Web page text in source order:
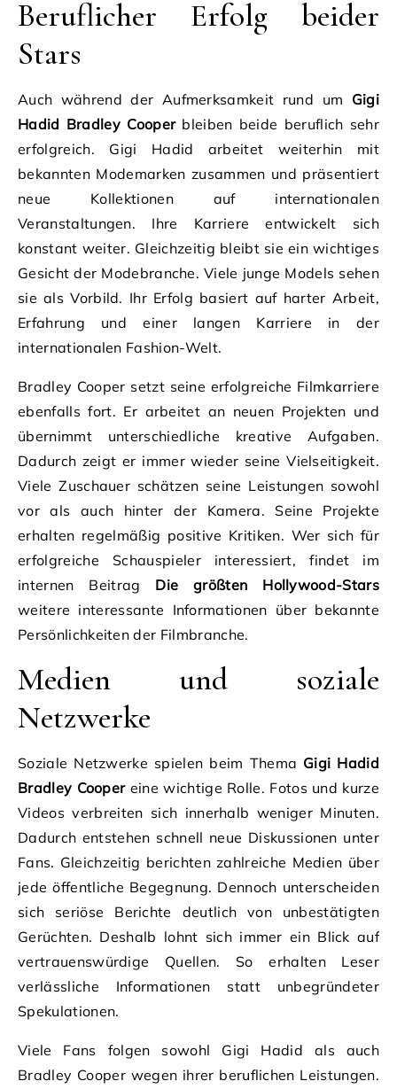
Beruflicher Erfolg beider
Stars
Auch während der Aufmerksamkeit rund um Gigi
Hadid Bradley Cooperbleiben beide beruflich sehr
erfolgreich. Gigi Hadid arbeitet weiterhin mit
bekannten Modemarken zusammen und präsentiert
neue Kollektionen auf internationalen
Veranstaltungen. Ihre Karriere entwickelt sich
konstant weiter. Gleichzeitig bleibt sie ein wichtiges
Gesicht der Modebranche. Viele junge Models sehen
sie als Vorbild. Ihr Erfolg basiert auf harter Arbeit,
Erfahrung und einer langen Karriere in der
internationalen Fashion-Welt.
Bradley Cooper setzt seine erfolgreiche Filmkarriere
ebenfalls fort. Er arbeitet an neuen Projekten und
übernimmt unterschiedliche kreative Aufgaben.
Dadurch zeigt er immer wieder seine Vielseitigkeit.
Viele Zuschauer schätzen seine Leistungen sowohl
vor als auch hinter der Kamera. Seine Projekte
erhalten regelmäßig positive Kritiken. Wer sich für
erfolgreiche Schauspieler interessiert, findet im
internen Beitrag Die größten Hollywood-Stars
weitere interessante Informationen über bekannte
Persönlichkeiten der Filmbranche.
Medien und soziale
Netzwerke
Soziale Netzwerke spielen beim Thema Gigi Hadid
Bradley Coopereine wichtige Rolle. Fotos und kurze
Videos verbreiten sich innerhalb weniger Minuten.
Dadurch entstehen schnell neue Diskussionen unter
Fans. Gleichzeitig berichten zahlreiche Medien über
jede öffentliche Begegnung. Dennoch unterscheiden
sich seriöse Berichte deutlich von unbestätigten
Gerüchten. Deshalb lohnt sich immer ein Blick auf
vertrauenswürdige Quellen. So erhalten Leser
verlässliche Informationen statt unbegründeter
Spekulationen.
Viele Fans folgen sowohl Gigi Hadid als auch
Bradley Cooper wegen ihrer beruflichen Leistungen.